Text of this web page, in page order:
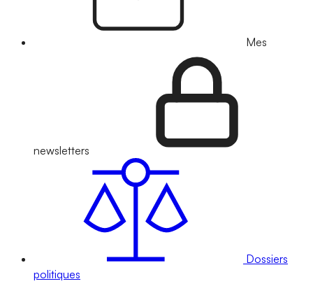
Mes
newsletters
Dossiers
politiques